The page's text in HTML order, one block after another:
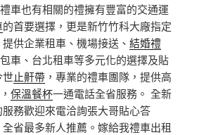
車也有相關的禮擁有豐富的交通運
的首要選擇，更是新竹竹科大廠指定
供企業租車、機場接送、 結婚禮
車、台北租車等多元化的選擇及貼
世止鼾帶 ，專業的禮車團隊，提供高
保溫餐杯一通電話全省服務。 全新
務歡迎來電洽詢張大哥貼心答
省最多新人推薦。嫁給我禮車出租